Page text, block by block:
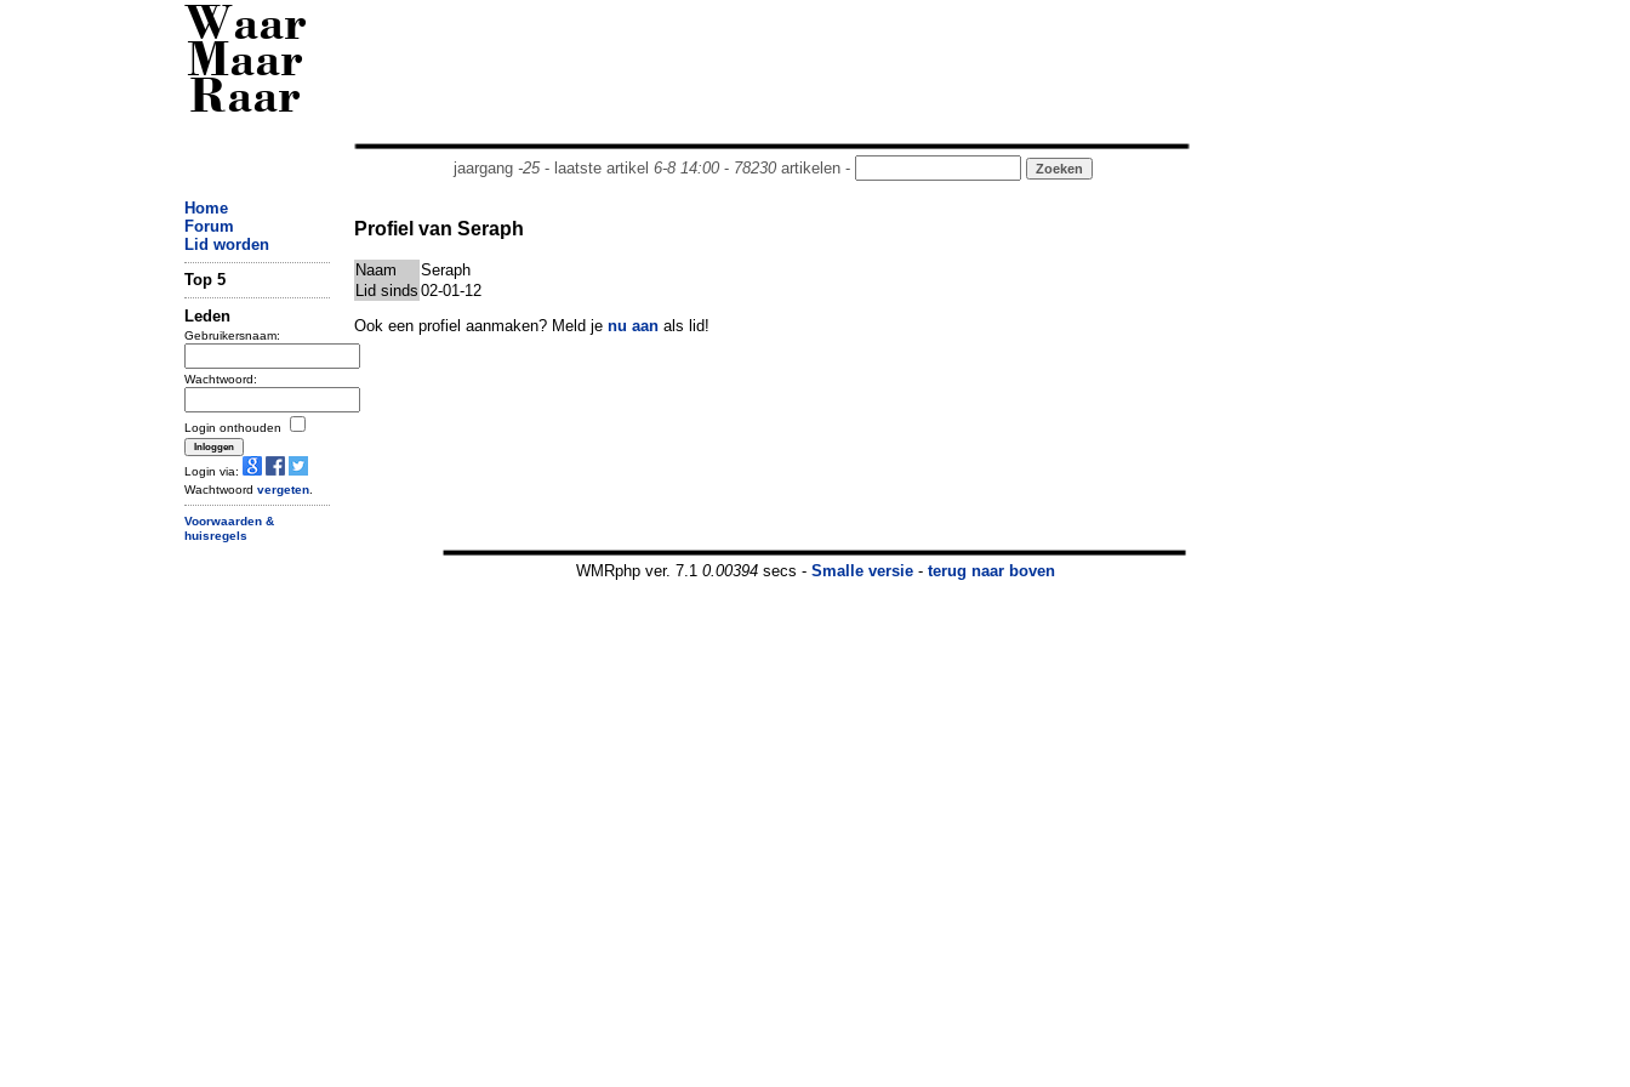
Waar
Maar
Raar
jaargang -25- laatste artikel 6-8 14:00- 78230artikelen -
Home
Forum
Lid worden
Top 5
Leden
Gebruikersnaam:
Wachtwoord:
Login onthouden
Login via:
Wachtwoord vergeten
Voorwaarden &
huisregels
Profiel van Seraph
Naam
Seraph
Lid sinds 02-01-12
Ook een profiel aanmaken? Meld je nu aan als lid!
WMRphp ver. 7.1 0.00394secs - Smalle versie- terug naar boven